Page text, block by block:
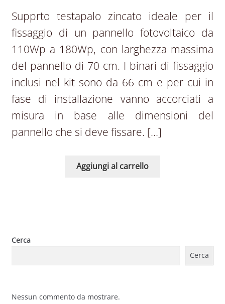
Supprto testapalo zincato ideale per il
fissaggio di un pannello fotovoltaico da
110Wp a 180Wp, con larghezza massima
del pannello di 70 cm. I binari di fissaggio
inclusi nel kit sono da 66 cm e per cui in
fase di installazione vanno accorciati a
misura in base alle dimensioni del
pannello che si deve fissare. […]
Aggiungi al carrello
Cerca
Cerca
Nessun commento da mostrare.